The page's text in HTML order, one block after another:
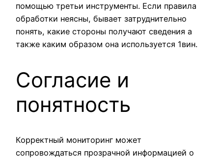
помощью третьи инструменты. Если правила
обработки неясны, бывает затруднительно
понять, какие стороны получают сведения а
также каким образом она используется 1вин.
Согласие и
понятность
Корректный мониторинг может
сопровождаться прозрачной информацией о